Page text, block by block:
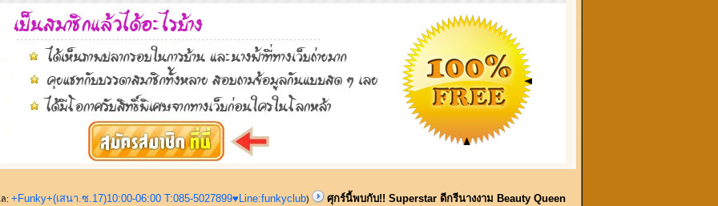
: +Funky+(เสนา.ซ.17)10:00-06:00 T:085-5027899♥Line:funkyclub) ศุกร์นี้พบกับ!! Superstar ดีกรีนางงาม Beauty Queen